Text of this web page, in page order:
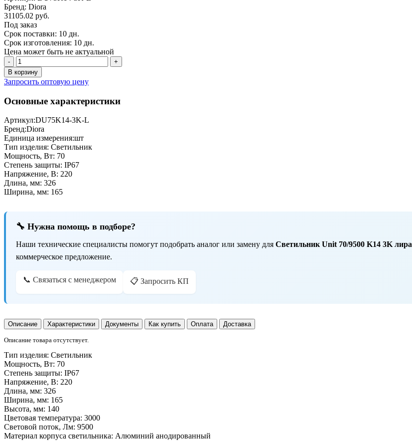
Бренд: Diora
31105.02 руб.
Под заказ
Срок поставки: 10 дн.
Срок изготовления: 10 дн.
Цена может быть не актуальной
-
+
В корзину
Запросить оптовую цену
Основные характеристики
Артикул:DU75K14-3K-L
Бренд:Diora
Единица измерения:шт
Тип изделия: Светильник
Мощность, Вт: 70
Степень защиты: IP67
Напряжение, В: 220
Длина, мм: 326
Ширина, мм: 165
🔧 Нужна помощь в подборе?
Наши технические специалисты помогут подобрать аналог или замену для Светильник Unit 70/9500 K14 3K лира
коммерческое предложение.
📞 Связаться с менеджером 📋 Запросить КП
Описание Характеристики Документы Как купить Оплата Доставка
Описание товара отсутствует.
Тип изделия: Светильник
Мощность, Вт: 70
Степень защиты: IP67
Напряжение, В: 220
Длина, мм: 326
Ширина, мм: 165
Высота, мм: 140
Цветовая температура: 3000
Световой поток, Лм: 9500
Материал корпуса светильника: Алюминий анодированный